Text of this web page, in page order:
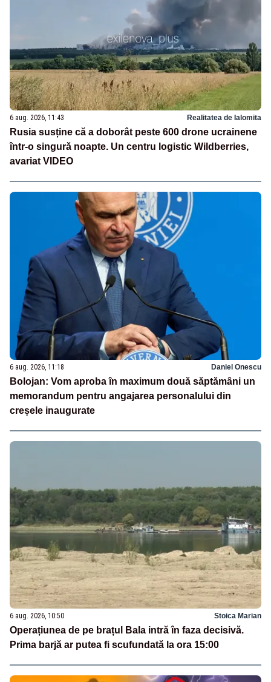
6 aug. 2026, 11:43 Realitatea de Ialomita
Rusia susține că a doborât peste 600 drone ucrainene
într-o singură noapte. Un centru logistic Wildberries,
avariat VIDEO
6 aug. 2026, 11:18 Daniel Onescu
Bolojan: Vom aproba în maximum două săptămâni un
memorandum pentru angajarea personalului din
creșele inaugurate
6 aug. 2026, 10:50 Stoica Marian
Operațiunea de pe brațul Bala intră în faza decisivă.
Prima barjă ar putea fi scufundată la ora 15:00